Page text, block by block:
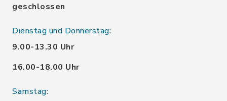
geschlossen
Dienstag und Donnerstag:
9.00-13.30 Uhr
16.00-18.00 Uhr
Samstag: